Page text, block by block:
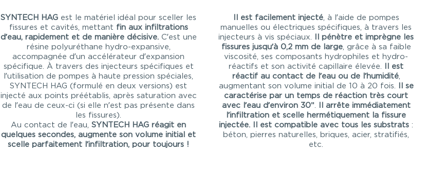
SYNTECH HAG est le matériel idéal pour sceller les
fissures et cavités, mettant fin aux infiltrations
d’eau, rapidement et de manière décisive. C’est une
résine polyuréthane hydro-expansive,
accompagnée d’un accélérateur d’expansion
spécifique. À travers des injecteurs spécifiques et
l’utilisation de pompes à haute pression spéciales,
SYNTECH HAG (formulé en deux versions) est
injecté aux points préétablis, après saturation avec
de l’eau de ceux-ci (si elle n’est pas présente dans
les fissures).
Au contact de l’eau,SYNTECH HAG réagit en
quelques secondes, augmente son volume initial et
scelle parfaitement l’infiltration, pour toujours !
Il est facilement injecté, à l’aide de pompes
manuelles ou électriques spécifiques, à travers les
injecteurs à vis spéciaux.
Il pénètre et imprègne les
fissures jusqu’à 0,2 mm de large, grâce à sa faible
viscosité, ses composants hydrophiles et hydro-
réactifs et son activité capillaire élevée.
Il est
réactif au contact de l’eau ou de l’humidité,
augmentant son volume initial de 10 à 20 fois.
Il se
caractérise par un temps de réaction très court
avec l’eau d’environ 30″
Il arrête immédiatement
l’infiltration et scelle hermétiquement la fissure
injectée. Il est compatible avec tous les substrats :
béton, pierres naturelles, briques, acier, stratifiés,
etc.